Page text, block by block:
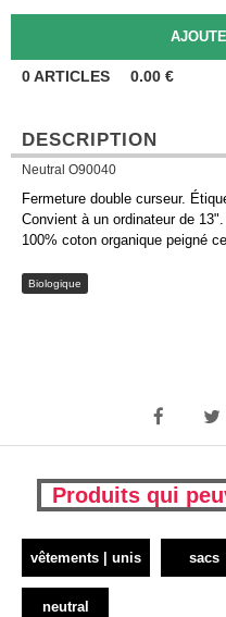
0ARTICLES 0.00 €
DESCRIPTION
Neutral O90040
Fermeture double curseur.
Convient à un ordinateur de 13".
100% coton organique peigné
Biologique
Produits qui
vêtements | unis sacs
neutral